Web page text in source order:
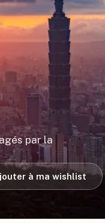
par la
à ma wishlist